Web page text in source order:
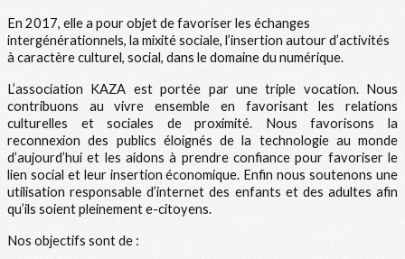
En 2017, elle a pour objet de favoriser les échanges
intergénérationnels, la mixité sociale, l’insertion autour d’activités
à caractère culturel, social, dans le domaine du numérique.
L’association KAZA est portée par une triple vocation. Nous
contribuons au vivre ensemble en favorisant les relations
culturelles et sociales de proximité. Nous favorisons la
reconnexion des publics éloignés de la technologie au monde
d’aujourd’hui et les aidons à prendre confiance pour favoriser le
lien social et leur insertion économique. Enfin nous soutenons une
utilisation responsable d’internet des enfants et des adultes afin
qu’ils soient pleinement e-citoyens.
Nos objectifs sont de :